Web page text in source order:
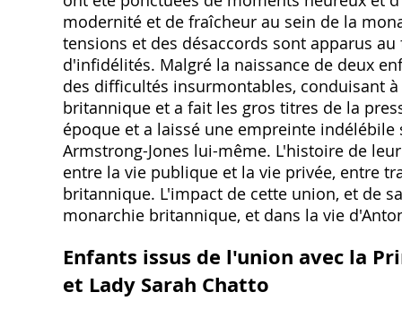
modernité et de fraîcheur au sein de la
tensions et des désaccords sont apparus
d'infidélités. Malgré la naissance de deux
des difficultés insurmontables, conduisant
britannique et a fait les gros titres de la
époque et a laissé une empreinte
Armstrong-Jones lui-même. L'histoire de
entre la vie publique et la vie privée, entre
britannique. L'impact de cette union, et de
monarchie britannique, et dans la vie
Enfants issus de l'union avec la
et Lady Sarah Chatto